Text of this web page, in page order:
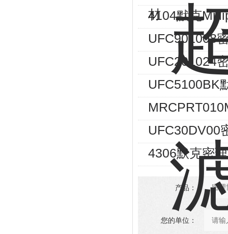
材
4104默克
UFC901008
UFC201024
UFC5100BK
UFC30DV00
4306默克密
产品：
您的单位：